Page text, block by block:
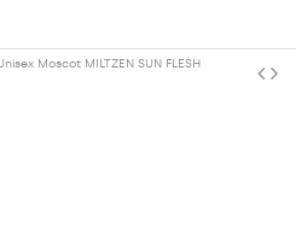
Moscot MILTZEN SUN FLESH